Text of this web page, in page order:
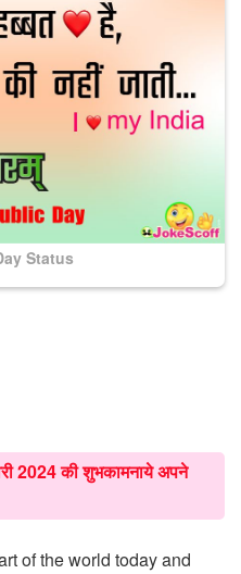
Status
2024 की शुभकामनाये अपने
of the world today and